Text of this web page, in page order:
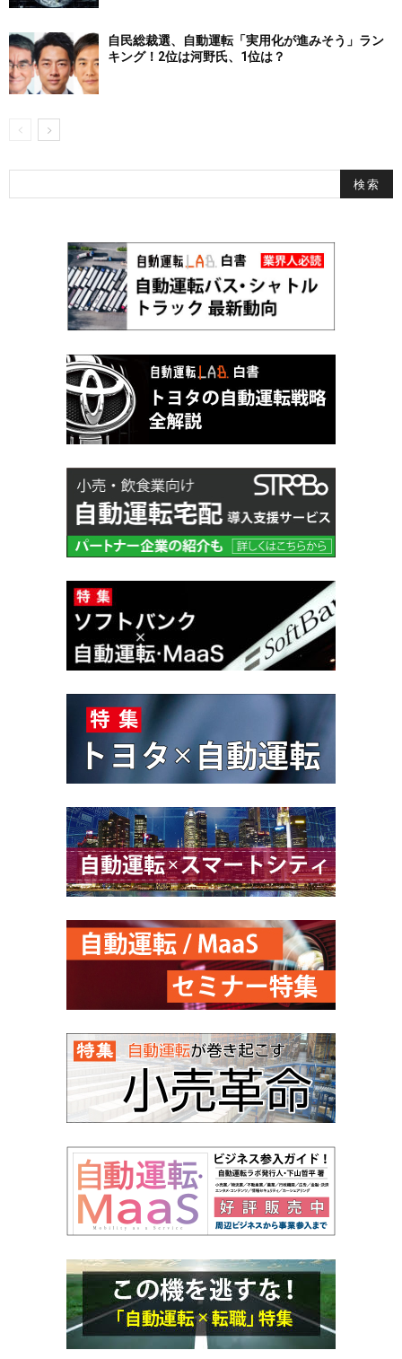
自民総裁選、自動運転「実用化が進みそう」ラン
キング！2位は河野氏、1位は？